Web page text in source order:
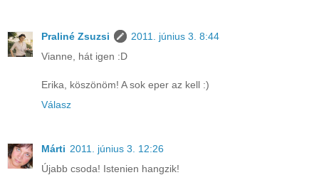
Praliné Zsuzsi
2011. június 3. 8:44
Vianne, hát igen :D
Erika, köszönöm! A sok eper az kell :)
Válasz
Márti 2011. június 3. 12:26
Újabb csoda! Istenien hangzik!